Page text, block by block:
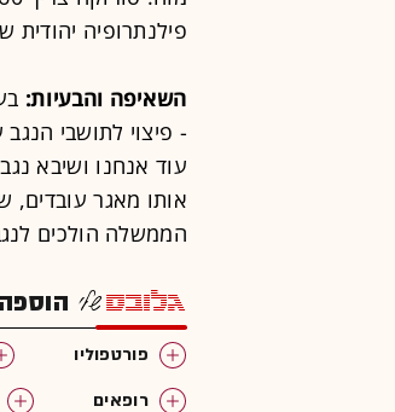
פילנתרופיה יהודית
השאיפה והבעיות:
עוד אנחנו ושיבא
אותו מאגר עובדים,
הממשלה הולכים
פורטפוליו
רופאים